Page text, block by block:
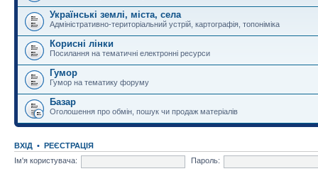
Українські землі, міста, села
Адміністративно-територіальний устрій, картографія, топоніміка
Корисні лінки
Посилання на тематичні електронні ресурси
Гумор
Гумор на тематику форуму
Базар
Оголошення про обмін, пошук чи продаж матеріалів
ВХІД • РЕЄСТРАЦІЯ
Ім'я користувача:
Пароль: